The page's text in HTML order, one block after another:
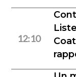
12:10